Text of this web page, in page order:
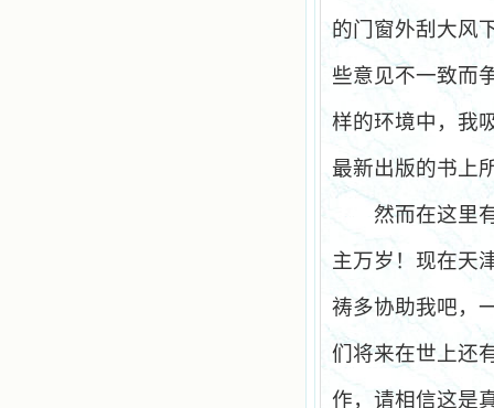
的门窗外刮大风
些意见不一致而
样的环境中，我
最新出版的书
然而在这里
主万岁！现在天
祷多协助我吧，
们将来在世上还
作，请相信这